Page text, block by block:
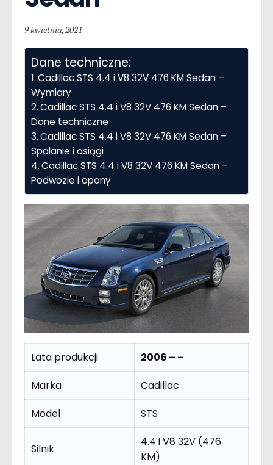
9 kwietnia, 2021
Dane techniczne:
Cadillac STS 4.4 i V8 32V 476 KM Sedan –
Wymiary
Cadillac STS 4.4 i V8 32V 476 KM Sedan –
Dane techniczne
Cadillac STS 4.4 i V8 32V 476 KM Sedan –
Spalanie i osiągi
Cadillac STS 4.4 i V8 32V 476 KM Sedan –
Podwozie i opony
Lata produkcji
2006 – –
Marka
Cadillac
Model
STS
Silnik
4.4 i V8 32V (476
KM)